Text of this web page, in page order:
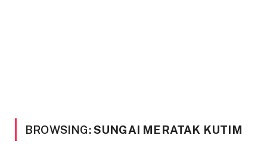
BROWSING:SUNGAI MERATAK KUTIM